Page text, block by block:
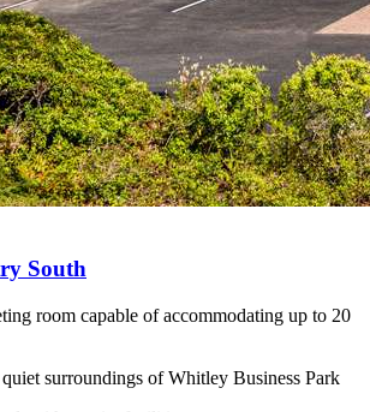
South
room capable of accommodating up to 20
surroundings of Whitley Business Park